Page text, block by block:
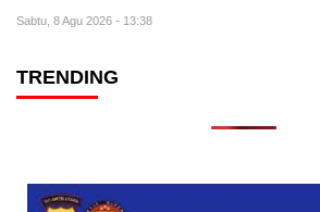
Sabtu, 8 Agu 2026 - 13:38
TRENDING